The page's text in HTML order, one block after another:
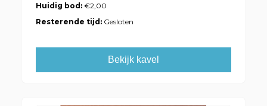
Huidig bod:€2,00
Resterende tijd: Gesloten
Bekijk kavel